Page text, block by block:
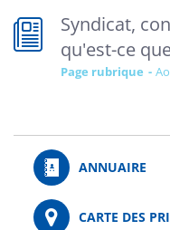
Syndicat,
qu'est-ce
Page rubrique
ANNUAIRE
CARTE DES